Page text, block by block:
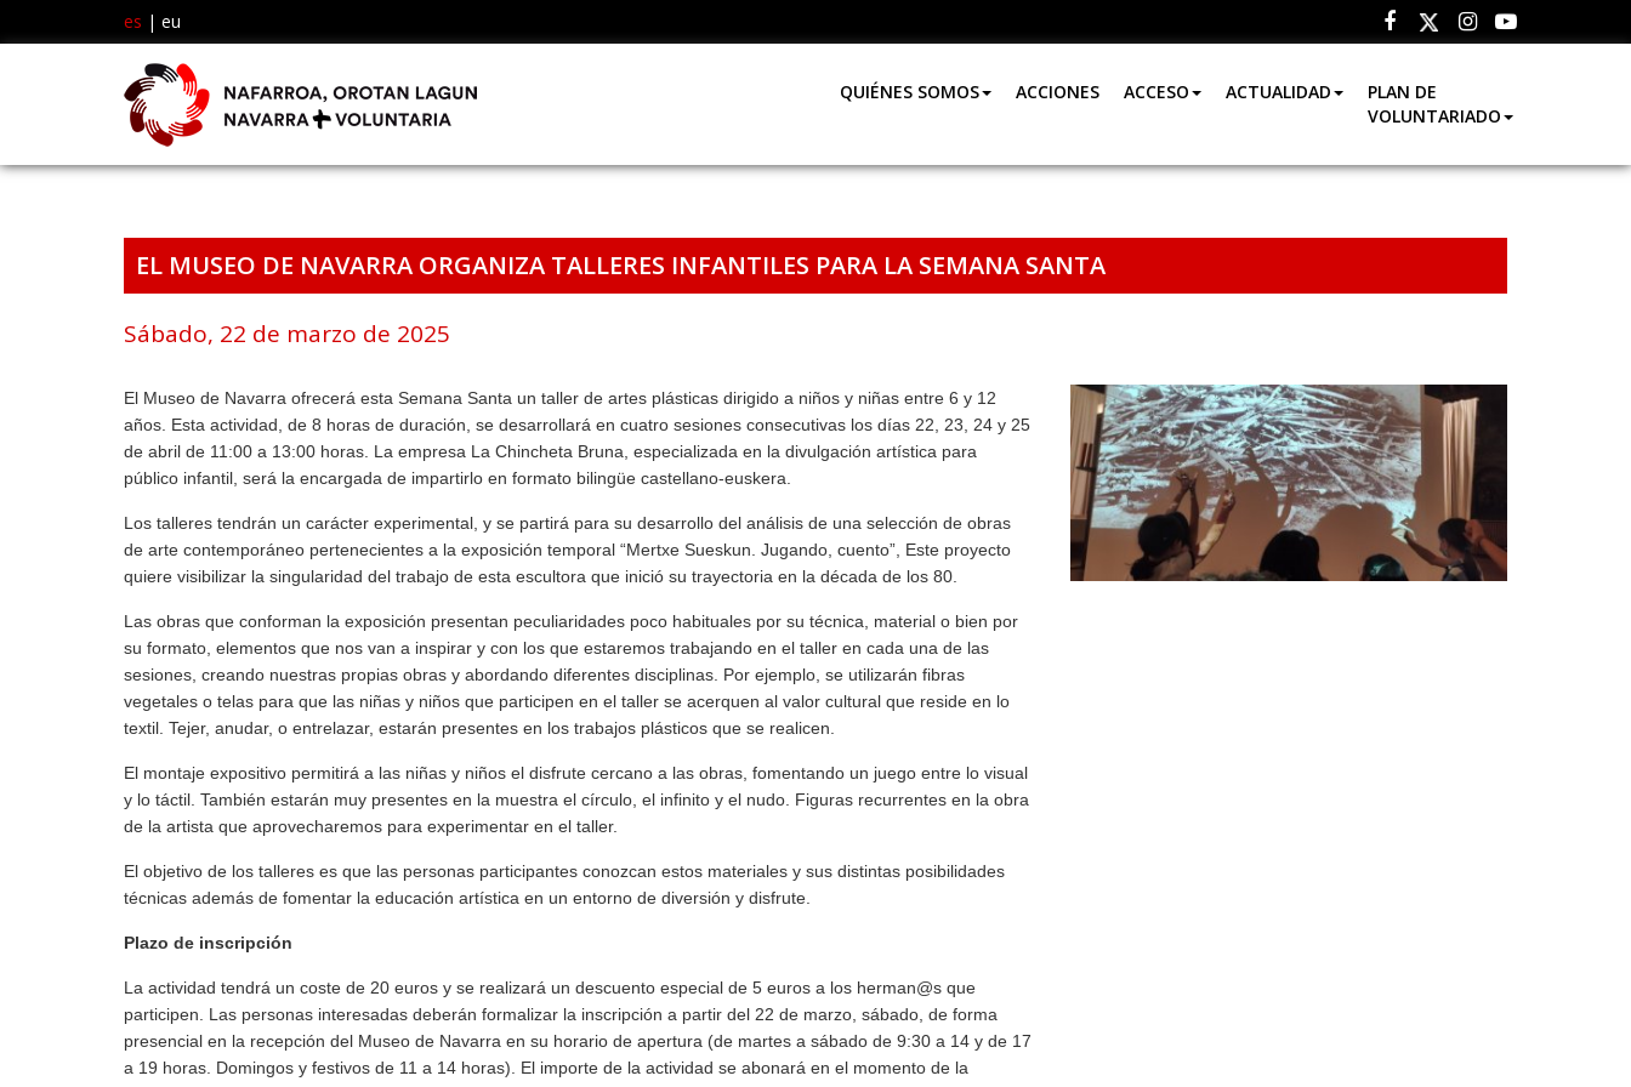
es | eu
Facebook
Twitter
Instagram
Youtube
QUIÉNES SOMOS ACCIONES ACCESO ACTUALIDAD
PLAN DE
VOLUNTARIADO
EL MUSEO DE NAVARRA ORGANIZA TALLERES INFANTILES PARA LA SEMANA SANTA
Sábado, 22 de marzo de 2025
El Museo de Navarra ofrecerá esta Semana Santa un taller de artes plásticas dirigido a niños y niñas entre 6 y 12
años. Esta actividad, de 8 horas de duración, se desarrollará en cuatro sesiones consecutivas los días 22, 23, 24 y 25
de abril de 11:00 a 13:00 horas. La empresa La Chincheta Bruna, especializada en la divulgación artística para
público infantil, será la encargada de impartirlo en formato bilingüe castellano-euskera.
Los talleres tendrán un carácter experimental, y se partirá para su desarrollo del análisis de una selección de obras
de arte contemporáneo pertenecientes a la exposición temporal “Mertxe Sueskun. Jugando, cuento”, Este proyecto
quiere visibilizar la singularidad del trabajo de esta escultora que inició su trayectoria en la década de los 80.
Las obras que conforman la exposición presentan peculiaridades poco habituales por su técnica, material o bien por
su formato, elementos que nos van a inspirar y con los que estaremos trabajando en el taller en cada una de las
sesiones, creando nuestras propias obras y abordando diferentes disciplinas. Por ejemplo, se utilizarán fibras
vegetales o telas para que las niñas y niños que participen en el taller se acerquen al valor cultural que reside en lo
textil. Tejer, anudar, o entrelazar, estarán presentes en los trabajos plásticos que se realicen.
El montaje expositivo permitirá a las niñas y niños el disfrute cercano a las obras, fomentando un juego entre lo visual
y lo táctil. También estarán muy presentes en la muestra el círculo, el infinito y el nudo. Figuras recurrentes en la obra
de la artista que aprovecharemos para experimentar en el taller.
El objetivo de los talleres es que las personas participantes conozcan estos materiales y sus distintas posibilidades
técnicas además de fomentar la educación artística en un entorno de diversión y disfrute.
Plazo de inscripción
La actividad tendrá un coste de 20 euros y se realizará un descuento especial de 5 euros a los herman@s que
participen. Las personas interesadas deberán formalizar la inscripción a partir del 22 de marzo, sábado, de forma
presencial en la recepción del Museo de Navarra en su horario de apertura (de martes a sábado de 9:30 a 14 y de 17
a 19 horas. Domingos y festivos de 11 a 14 horas). El importe de la actividad se abonará en el momento de la